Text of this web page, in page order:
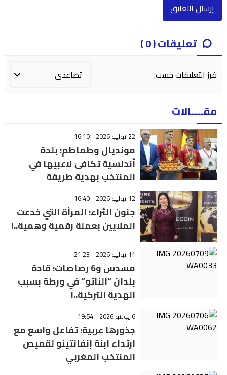
تعليقات ( 0 )
فرز التعليقات حسب:
مقــــالات
22 يوليو 2026 - 16:10
مونديال وطماطم: بلدة
أندلسية تكافئ لاعبيها في
المنتخب بهدية طريفة
12 يوليو 2026 - 16:40
جنون الثراء: المرأة التي خدعت
الملايين بعملة رقمية وهمية..!
11 يوليو 2026 - 21:23
مسدس و6 رصاصات: قادة
بلدان “الناتو” في ورطة بسبب
الهدية التركية..!
6 يوليو 2026 - 19:54
جذورها عربية: تفاعل واسع مع
ارتداء ابنة إنفانتينو لقميص
المنتخب المغربي